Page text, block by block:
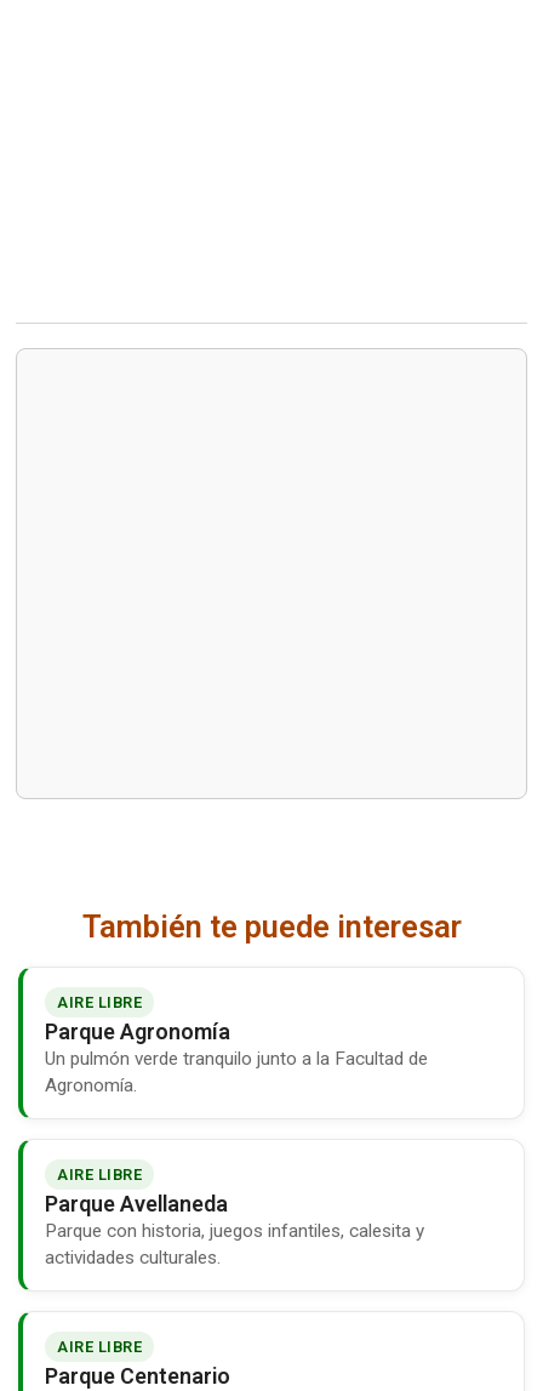
También te puede interesar
AIRE LIBRE
Parque Agronomía
Un pulmón verde tranquilo junto a la Facultad de
Agronomía.
AIRE LIBRE
Parque Avellaneda
Parque con historia, juegos infantiles, calesita y
actividades culturales.
AIRE LIBRE
Parque Centenario